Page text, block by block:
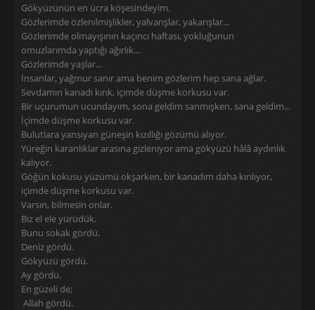
Gökyüzünün en ücra köşesindeyim.
Gözlerimde özlenilmişlikler, yalvarışlar, yakarışlar...
Gözlerimde olmayışının kaçıncı haftası, yokluğunun
omuzlarımda yaptığı ağırlık...
Gözlerimde yaşlar...
İnsanlar, yağmur sanır ama benim gözlerim hep sana ağlar.
Sevdamın kanadı kırık, içimde düşme korkusu var.
Bir uçurumun ucundayım, sona geldim sanmışken, sana geldim...
İçimde düşme korkusu var.
Bulutlara yansıyan güneşin kızıllığı gözümü alıyor.
Yüreğin karanlıklar arasına gizleniyor ama gökyüzü hâlâ aydınlık
kalıyor.
Göğün kokusu yüzümü okşarken, bir kanadım daha kırılıyor,
içimde düşme korkusu var.
Varsın, bilmesin onlar.
Biz el ele yürüdük.
Bunu sokak gördü.
Deniz gördü.
Gökyüzü gördü.
Ay gördü.
En güzeli de;
Allah gördü.